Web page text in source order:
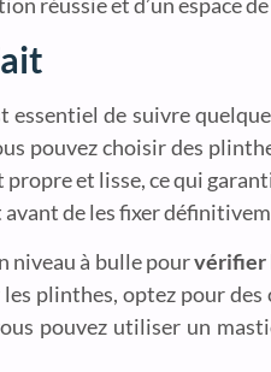
de suivre
pouvez choisir des
et lisse, ce qui
de les fixer
niveau à bulle pourvérifier
plinthes, optez pour
pouvez utiliser un